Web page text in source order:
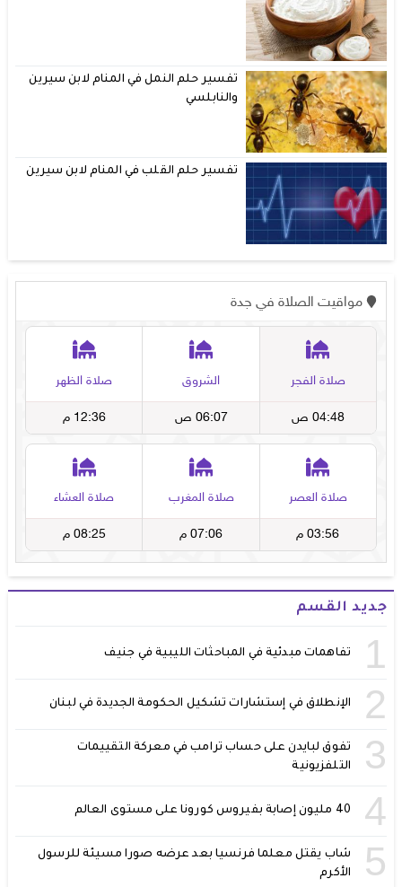
تفسير حلم النمل في المنام لابن سيرين
والنابلسي
تفسير حلم القلب في المنام لابن سيرين
جديد القسم
1 تفاهمات مبدئية في المباحثات الليبية في جنيف
2 الإنطلاق في إستشارات تشكيل الحكومة الجديدة في لبنان
3
تفوق لبايدن على حساب ترامب في معركة التقييمات
التلفزيونية
4 40 مليون إصابة بفيروس كورونا على مستوى العالم
5
شاب يقتل معلما فرنسيا بعد عرضه صورا مسيئة للرسول
الأكرم